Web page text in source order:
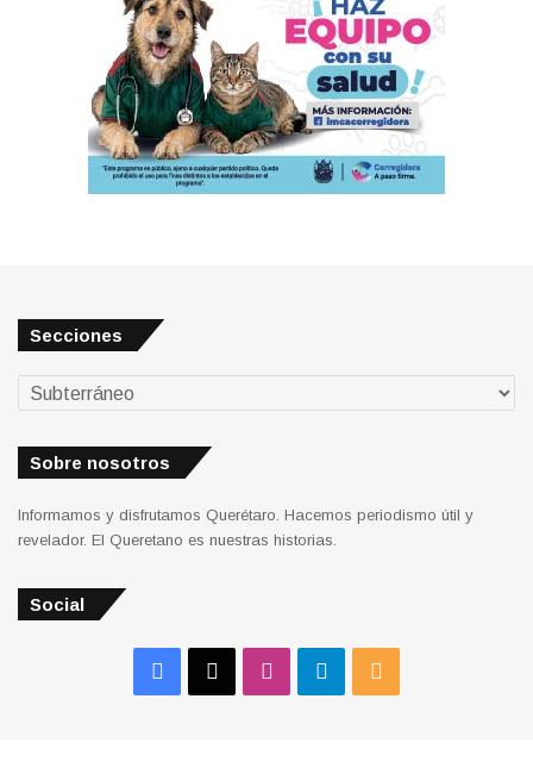
Secciones
Sobre nosotros
Informamos y disfrutamos Querétaro. Hacemos periodismo útil y
revelador. El Queretano es nuestras historias.
Social